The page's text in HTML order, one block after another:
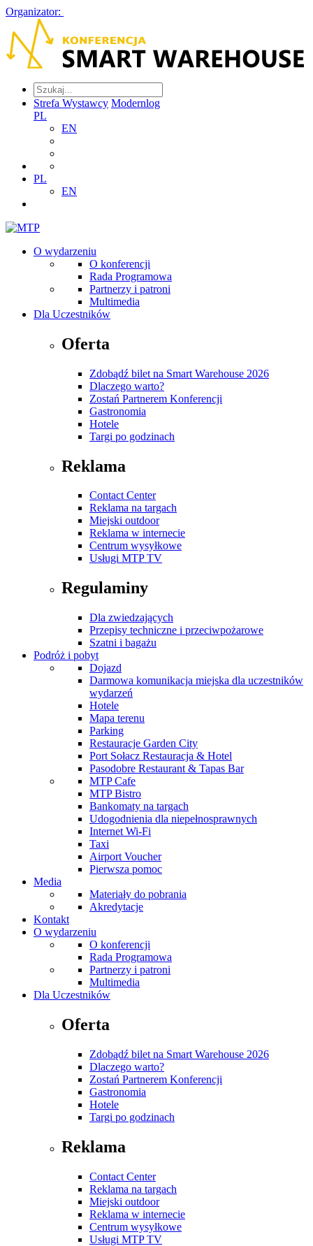
Organizator:
Strefa Wystawcy Modernlog
PL
EN
PL
EN
O wydarzeniu
O konferencji
Rada Programowa
Partnerzy i patroni
Multimedia
Dla Uczestników
Oferta
Zdobądź bilet na Smart Warehouse 2026
Dlaczego warto?
Zostań Partnerem Konferencji
Gastronomia
Hotele
Targi po godzinach
Reklama
Contact Center
Reklama na targach
Miejski outdoor
Reklama w internecie
Centrum wysyłkowe
Usługi MTP TV
Regulaminy
Dla zwiedzających
Przepisy techniczne i przeciwpożarowe
Szatni i bagażu
Podróż i pobyt
Dojazd
Darmowa komunikacja miejska dla uczestników
wydarzeń
Hotele
Mapa terenu
Parking
Restauracje Garden City
Port Sołacz Restauracja & Hotel
Pasodobre Restaurant & Tapas Bar
MTP Cafe
MTP Bistro
Bankomaty na targach
Udogodnienia dla niepełnosprawnych
Internet Wi-Fi
Taxi
Airport Voucher
Pierwsza pomoc
Media
Materiały do pobrania
Akredytacje
Kontakt
O wydarzeniu
O konferencji
Rada Programowa
Partnerzy i patroni
Multimedia
Dla Uczestników
Oferta
Zdobądź bilet na Smart Warehouse 2026
Dlaczego warto?
Zostań Partnerem Konferencji
Gastronomia
Hotele
Targi po godzinach
Reklama
Contact Center
Reklama na targach
Miejski outdoor
Reklama w internecie
Centrum wysyłkowe
Usługi MTP TV